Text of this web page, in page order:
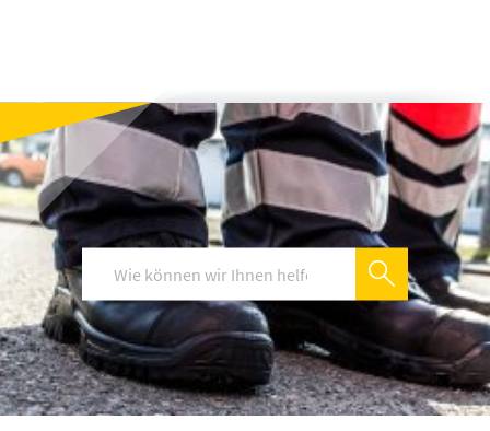
deutsch